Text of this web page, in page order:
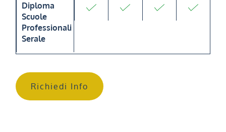
Diploma
Scuole
Professionali
Serale
Richiedi Info